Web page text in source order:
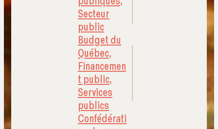
Secteur
public
Budget du
Québec,
Financemen
t public,
Services
publics
Confédérati